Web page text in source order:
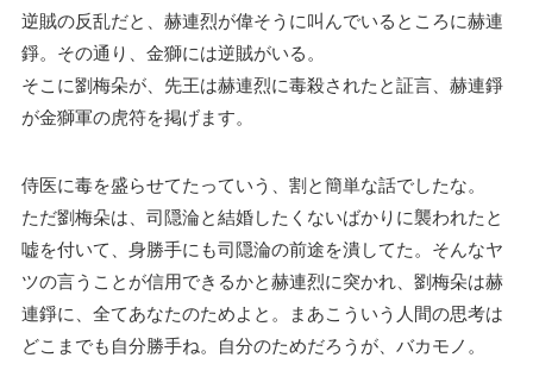
逆賊の反乱だと、赫連烈が偉そうに叫んでいるところに赫連
錚。その通り、金獅には逆賊がいる。
そこに劉梅朵が、先王は赫連烈に毒殺されたと証言、赫連錚
が金獅軍の虎符を掲げます。
侍医に毒を盛らせてたっていう、割と簡単な話でしたな。
ただ劉梅朵は、司隠淪と結婚したくないばかりに襲われたと
嘘を付いて、身勝手にも司隠淪の前途を潰してた。そんなヤ
ツの言うことが信用できるかと赫連烈に突かれ、劉梅朵は赫
連錚に、全てあなたのためよと。まあこういう人間の思考は
どこまでも自分勝手ね。自分のためだろうが、バカモノ。